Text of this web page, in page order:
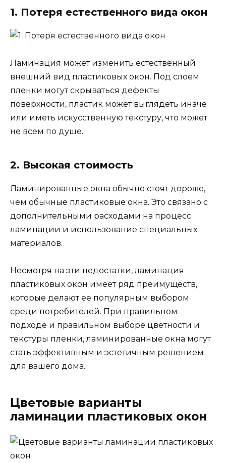
1. Потеря естественного вида окон
Ламинация может изменить естественный
внешний вид пластиковых окон. Под слоем
пленки могут скрываться дефекты
поверхности, пластик может выглядеть иначе
или иметь искусственную текстуру, что может
не всем по душе.
2. Высокая стоимость
Ламинированные окна обычно стоят дороже,
чем обычные пластиковые окна. Это связано с
дополнительными расходами на процесс
ламинации и использование специальных
материалов.
Несмотря на эти недостатки, ламинация
пластиковых окон имеет ряд преимуществ,
которые делают ее популярным выбором
среди потребителей. При правильном
подходе и правильном выборе цветности и
текстуры пленки, ламинированные окна могут
стать эффективным и эстетичным решением
для вашего дома.
Цветовые варианты
ламинации пластиковых окон